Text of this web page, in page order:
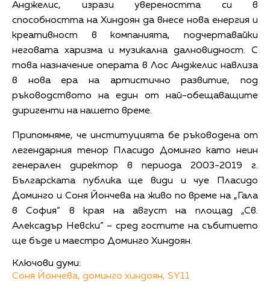
Анджелис, изрази увереността си в
способността на Хиндоян да внесе нова енергия и
креативност в компанията, подчертавайки
неговата харизма и музикална далновидност. С
това назначение операта в Лос Анджелис навлиза
в нова ера на артистично развитие, под
ръководството на един от най-обещаващите
диригенти на нашето време.
Припомняме, че институцията бе ръководена от
легендарния тенор Пласидо Доминго като неин
генерален директор в периода 2003-2019 г.
Българската публика ще види и чуе Пласидо
Доминго и Соня Йончева на живо по време на „Гала
в София” в края на август на площад „Св.
Алексадър Невски” – сред гостите на събитието
ще бъде и маестро Доминго Хиндоян.
Ключови думи:
Соня Йончева, доминго хиндоян, SY11